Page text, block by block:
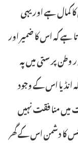
کمال ہے اور یہی
ہے کہ اس کا ضمیر اور
پر ستی میں پہ
انڈ یا اس کے وجود
منا فقت نہیں
کا دشمن اس کے گھر